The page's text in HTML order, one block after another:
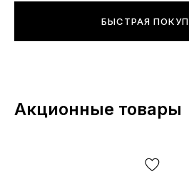
БЫСТРАЯ
Акционные товары